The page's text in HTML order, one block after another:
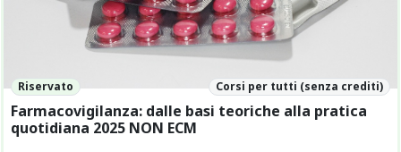
Riservato Corsi per tutti (senza crediti)
Farmacovigilanza: dalle basi teoriche alla pratica
quotidiana 2025 NON ECM